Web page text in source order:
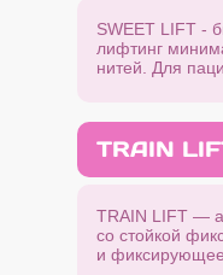
SWEET LIFT -
лифтинг
нитей. Для
TRAIN
TRAIN LIFT —
со стойкой
и
Врач-дерматолог,
стажем более 20 лет
Основатель BelViso